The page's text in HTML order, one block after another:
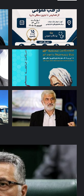
توئیت
دکتر
جهانپور
مدیر
سابق